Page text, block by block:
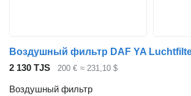
2 130 TJS 200 € ≈ 231,10 $
Воздушный фильтр